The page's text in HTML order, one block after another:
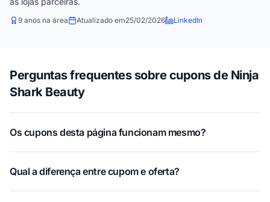
9 anos na área Atualizado em25/02/2026 LinkedIn
Perguntas frequentes sobre cupons de Ninja
Shark Beauty
Os cupons desta página funcionam mesmo?
Qual a diferença entre cupom e oferta?